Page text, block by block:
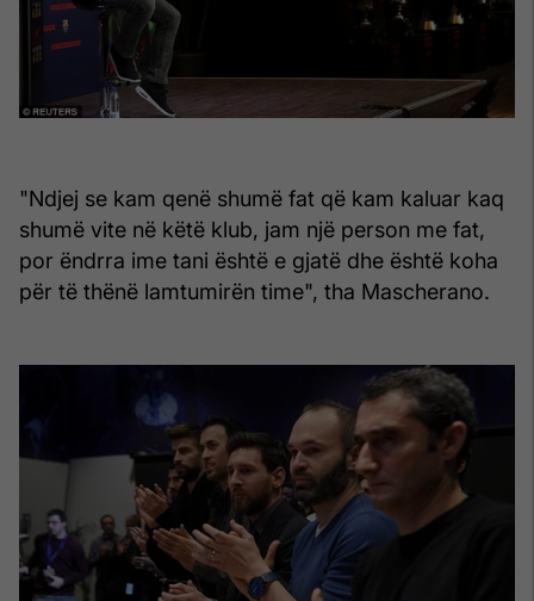
"Ndjej se kam qenë shumë fat që kam kaluar kaq
shumë vite në këtë klub, jam një person me fat,
por ëndrra ime tani është e gjatë dhe është koha
për të thënë lamtumirën time", tha Mascherano.